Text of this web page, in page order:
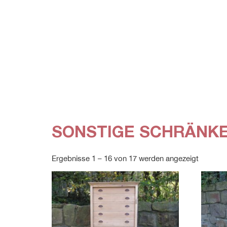
SONSTIGE
Ergebnisse 1 – 16 von 17 werden angezeigt